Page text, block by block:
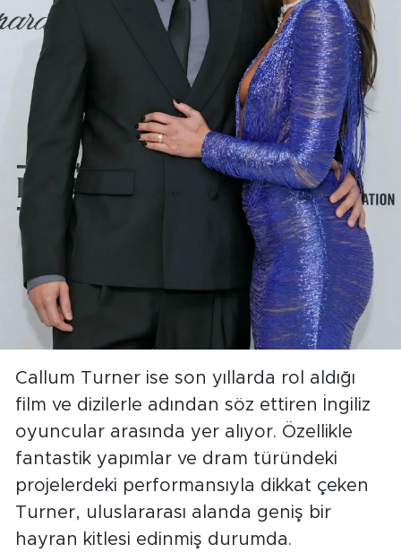
Callum Turner ise son yıllarda rol aldığı
film ve dizilerle adından söz ettiren İngiliz
oyuncular arasında yer alıyor. Özellikle
fantastik yapımlar ve dram türündeki
projelerdeki performansıyla dikkat çeken
Turner, uluslararası alanda geniş bir
hayran kitlesi edinmiş durumda.